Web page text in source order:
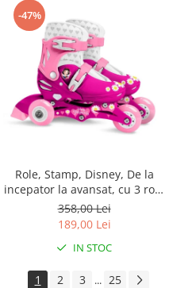
-47%
Role, Stamp, Disney, De la
incepator la avansat, cu 3 roti,
Ajustabile, Inchidere prin
velcro, cu frana, Marime 27-
30, Princess
358,00 Lei
189,00 Lei
IN STOC
1 2 3 ... 25